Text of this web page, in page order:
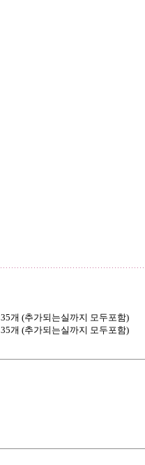
개 (추가되는실까지 모두포함)
개 (추가되는실까지 모두포함)